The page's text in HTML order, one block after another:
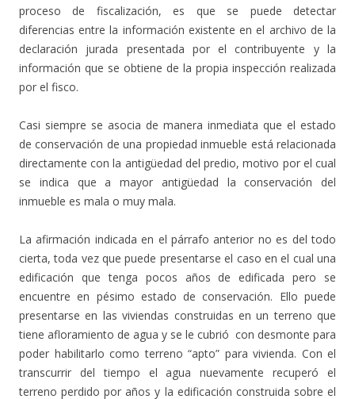
proceso de fiscalización, es que se puede detectar
diferencias entre la información existente en el archivo de la
declaración jurada presentada por el contribuyente y la
información que se obtiene de la propia inspección realizada
por el fisco.
Casi siempre se asocia de manera inmediata que el estado
de conservación de una propiedad inmueble está relacionada
directamente con la antigüedad del predio, motivo por el cual
se indica que a mayor antigüedad la conservación del
inmueble es mala o muy mala.
La afirmación indicada en el párrafo anterior no es del todo
cierta, toda vez que puede presentarse el caso en el cual una
edificación que tenga pocos años de edificada pero se
encuentre en pésimo estado de conservación. Ello puede
presentarse en las viviendas construidas en un terreno que
tiene afloramiento de agua y se le cubrió con desmonte para
poder habilitarlo como terreno “apto” para vivienda. Con el
transcurrir del tiempo el agua nuevamente recuperó el
terreno perdido por años y la edificación construida sobre el